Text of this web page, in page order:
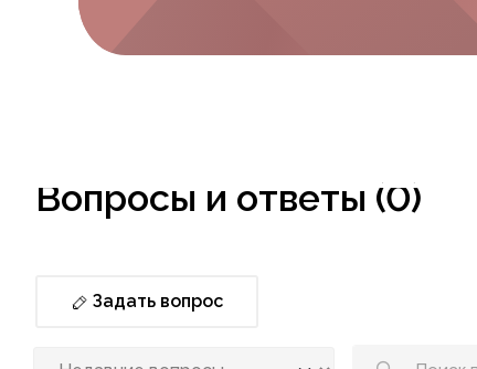
Вопросы и ответы (0)
Задать вопрос